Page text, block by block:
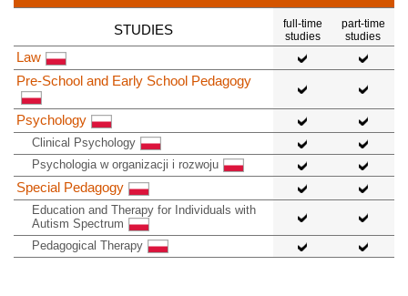
STUDIES
full-time
studies
part-time
studies
Law
Pre-School and Early School Pedagogy
Psychology
Clinical Psychology
Psychologia w organizacji i rozwoju
Special Pedagogy
Education and Therapy for Individuals with
Autism Spectrum
Pedagogical Therapy